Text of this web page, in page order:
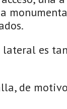
es
de